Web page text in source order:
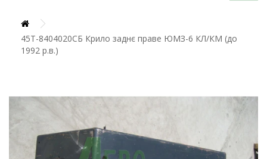
45Т-8404020СБ Крило заднє праве ЮМЗ-6 КЛ/КМ (до
1992 р.в.)